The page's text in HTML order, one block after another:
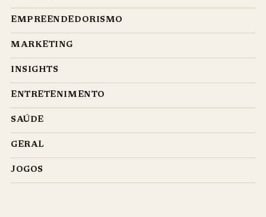
EMPREENDEDORISMO
MARKETING
INSIGHTS
ENTRETENIMENTO
SAÚDE
GERAL
JOGOS